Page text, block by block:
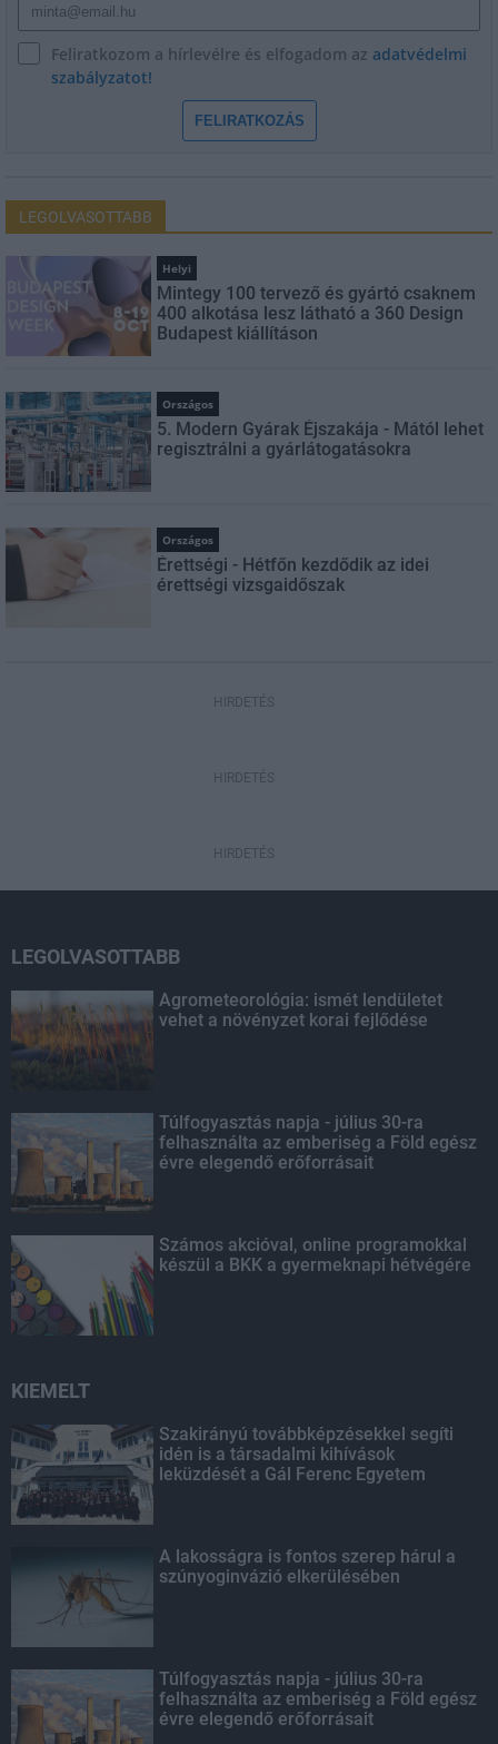
Feliratkozom a hírlevélre és elfogadom az adatvédelmi
szabályzatot!
FELIRATKOZÁS
LEGOLVASOTTABB
Helyi
Mintegy 100 tervező és gyártó csaknem
400 alkotása lesz látható a 360 Design
Budapest kiállításon
Országos
5. Modern Gyárak Éjszakája - Mától lehet
regisztrálni a gyárlátogatásokra
Országos
Érettségi - Hétfőn kezdődik az idei
érettségi vizsgaidőszak
HIRDETÉS
HIRDETÉS
HIRDETÉS
LEGOLVASOTTABB
Agrometeorológia: ismét lendületet
vehet a növényzet korai fejlődése
Túlfogyasztás napja - július 30-ra
felhasználta az emberiség a Föld egész
évre elegendő erőforrásait
Számos akcióval, online programokkal
készül a BKK a gyermeknapi hétvégére
KIEMELT
Szakirányú továbbképzésekkel segíti
idén is a társadalmi kihívások
leküzdését a Gál Ferenc Egyetem
A lakosságra is fontos szerep hárul a
szúnyoginvázió elkerülésében
Túlfogyasztás napja - július 30-ra
felhasználta az emberiség a Föld egész
évre elegendő erőforrásait